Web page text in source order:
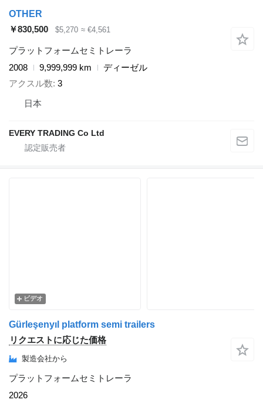
OTHER
￥830,500
$5,270 ≈ €4,561
プラットフォームセミトレーラ
2008
9,999,999 km
ディーゼル
アクスル数 3
日本
EVERY TRADING Co Ltd
ビデオ
Gürleşenyıl platform semi trailers
リクエストに応じた価格
製造会社から
プラットフォームセミトレーラ
2026